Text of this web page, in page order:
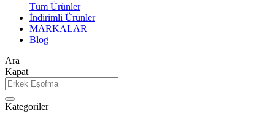
Tüm Ürünler
İndirimli Ürünler
MARKALAR
Blog
Ara
Kapat
Kategoriler